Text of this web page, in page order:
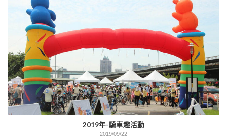
2019年-騎車趣活動
2019/09/22